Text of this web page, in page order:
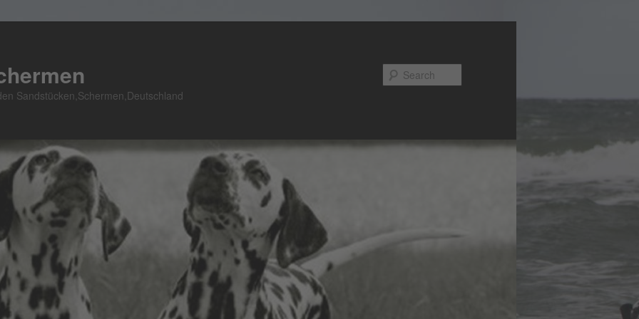
Sandstücken,Schermen,Deutschland